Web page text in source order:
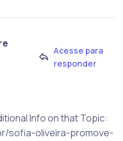
Acesse para
responder
Info on that Topic:
sofia-oliveira-promove-